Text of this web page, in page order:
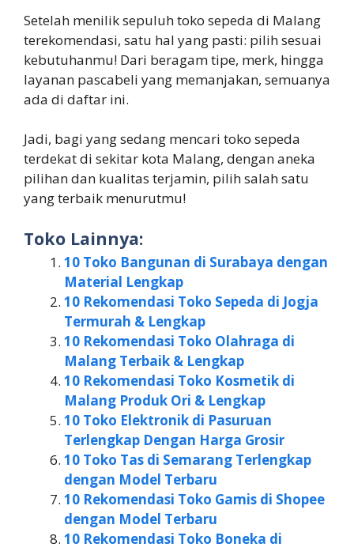
Setelah menilik sepuluh toko sepeda di Malang
terekomendasi, satu hal yang pasti: pilih sesuai
kebutuhanmu! Dari beragam tipe, merk, hingga
layanan pascabeli yang memanjakan, semuanya
ada di daftar ini.
Jadi, bagi yang sedang mencari toko sepeda
terdekat di sekitar kota Malang, dengan aneka
pilihan dan kualitas terjamin, pilih salah satu
yang terbaik menurutmu!
Toko Lainnya:
10 Toko Bangunan di Surabaya dengan
Material Lengkap
10 Rekomendasi Toko Sepeda di Jogja
Termurah & Lengkap
10 Rekomendasi Toko Olahraga di
Malang Terbaik & Lengkap
10 Rekomendasi Toko Kosmetik di
Malang Produk Ori & Lengkap
10 Toko Elektronik di Pasuruan
Terlengkap Dengan Harga Grosir
10 Toko Tas di Semarang Terlengkap
dengan Model Terbaru
10 Rekomendasi Toko Gamis di Shopee
dengan Model Terbaru
10 Rekomendasi Toko Boneka di